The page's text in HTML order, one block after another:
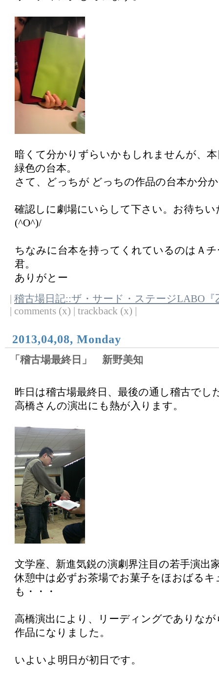
暗くて分かりずらいかもしれませんが、
緑色の台本。
さて、どっちが どっちの作品の台本か分
確認しに劇場にいらして下さい。お待ち
(^O^)/
ちなみに台本を持ってくれているのはＡ
君。
ありがとー
稽古場日記::ザ・サード・ステージLABO『
| comments (x) | trackback (x) |
2013,04,08, Monday
「稽古場最終日」 新野美知
昨日は稽古場最終日、最後の通し稽古でし
高橋さんの演出にも熱が入ります。
文学座、新進気鋭の演劇界注目の若手演出
休憩中は必ずお茶場でお菓子をほおばるキ
も・・・
高橋演出により、リーディングでありな
作品になりました。
いよいよ明日が初日です。